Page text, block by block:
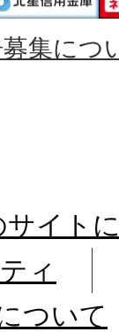
募集につ
サイト
ィ
ついて